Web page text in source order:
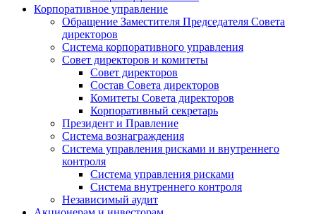
Корпоративное управление
Обращение Заместителя Председателя Совета
директоров
Система корпоративного управления
Совет директоров и комитеты
Совет директоров
Состав Совета директоров
Комитеты Совета директоров
Корпоративный секретарь
Президент и Правление
Система вознаграждения
Система управления рисками и внутреннего
контроля
Система управления рисками
Система внутреннего контроля
Независимый аудит